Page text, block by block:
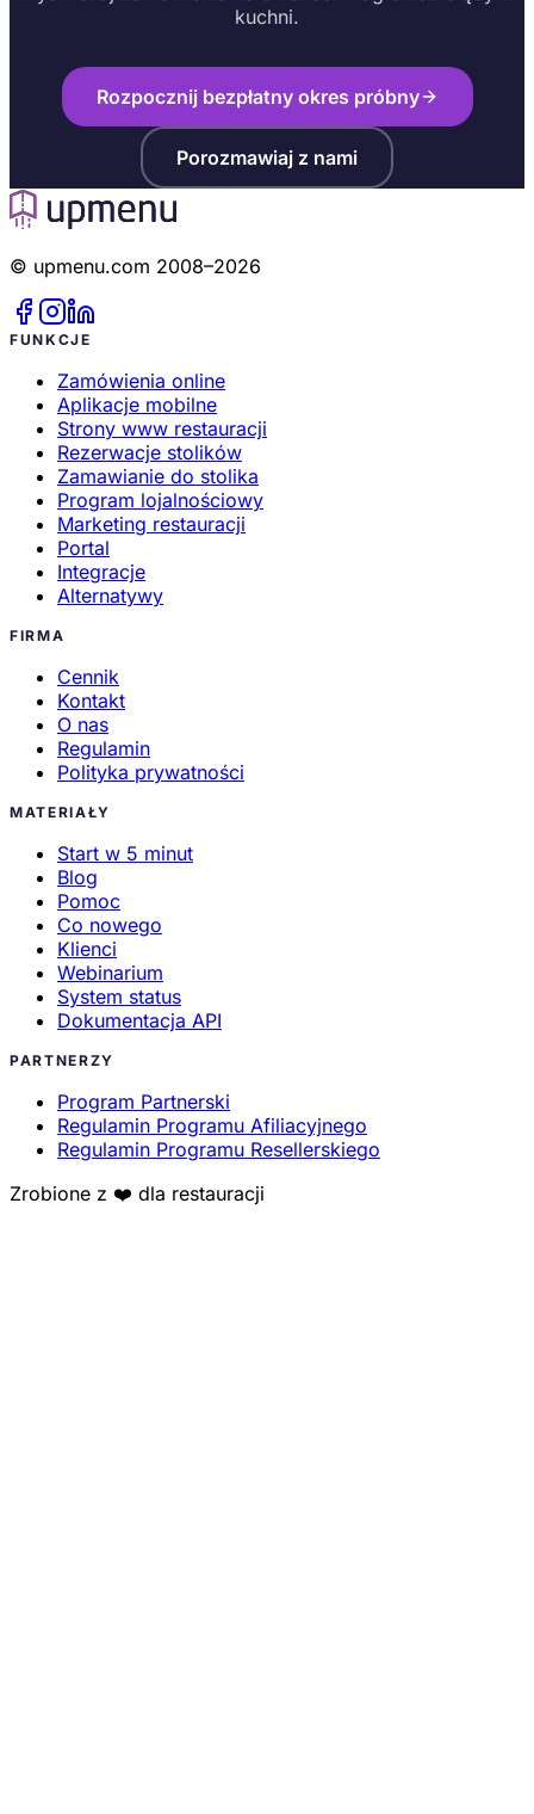
kuchni.
Rozpocznij bezpłatny okres próbny
Porozmawiaj z nami
© upmenu.com 2008–2026
FUNKCJE
Zamówienia online
Aplikacje mobilne
Strony www restauracji
Rezerwacje stolików
Zamawianie do stolika
Program lojalnościowy
Marketing restauracji
Portal
Integracje
Alternatywy
FIRMA
Cennik
Kontakt
O nas
Regulamin
Polityka prywatności
MATERIAŁY
Start w 5 minut
Blog
Pomoc
Co nowego
Klienci
Webinarium
System status
Dokumentacja API
PARTNERZY
Program Partnerski
Regulamin Programu Afiliacyjnego
Regulamin Programu Resellerskiego
Zrobione z ❤️ dla restauracji